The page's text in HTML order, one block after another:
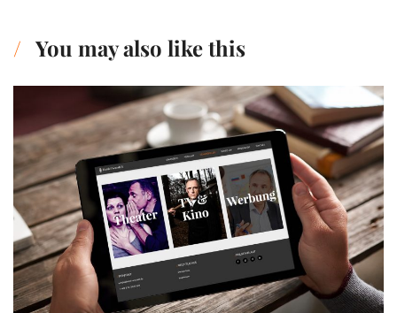
You may also like this